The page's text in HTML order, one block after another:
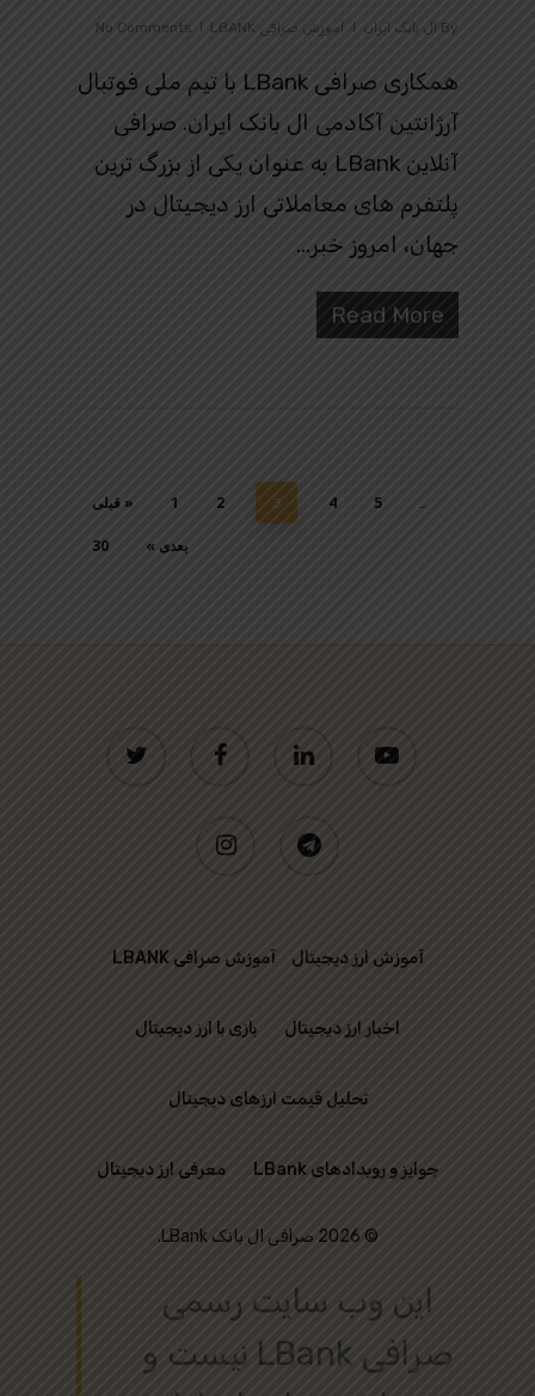
By ال بانک ایران آموزش صرافی LBANK No Comments
همکاری صرافی LBank با تیم ملی فوتبال
آرژانتین آکادمی ال بانک ایران. صرافی
آنلاین LBank به‌ عنوان یکی از بزرگ‌ ترین
پلتفرم‌ های معاملاتی ارز دیجیتال در
جهان، امروز خبر…
Read More
« قبلی 1 2 3 4 5 …
30 بعدی »
facebook linkedin
instagram telegram
آموزش ارز دیجیتال آموزش صرافی LBANK
اخبار ارز دیجیتال بازی با ارز دیجیتال
تحلیل قیمت ارزهای دیجیتال
جوایز و رویدادهای LBank معرفی ارز دیجیتال
© 2026 صرافی ال بانک LBank.
این وب‌ سایت رسمی
صرافی LBank نیست و